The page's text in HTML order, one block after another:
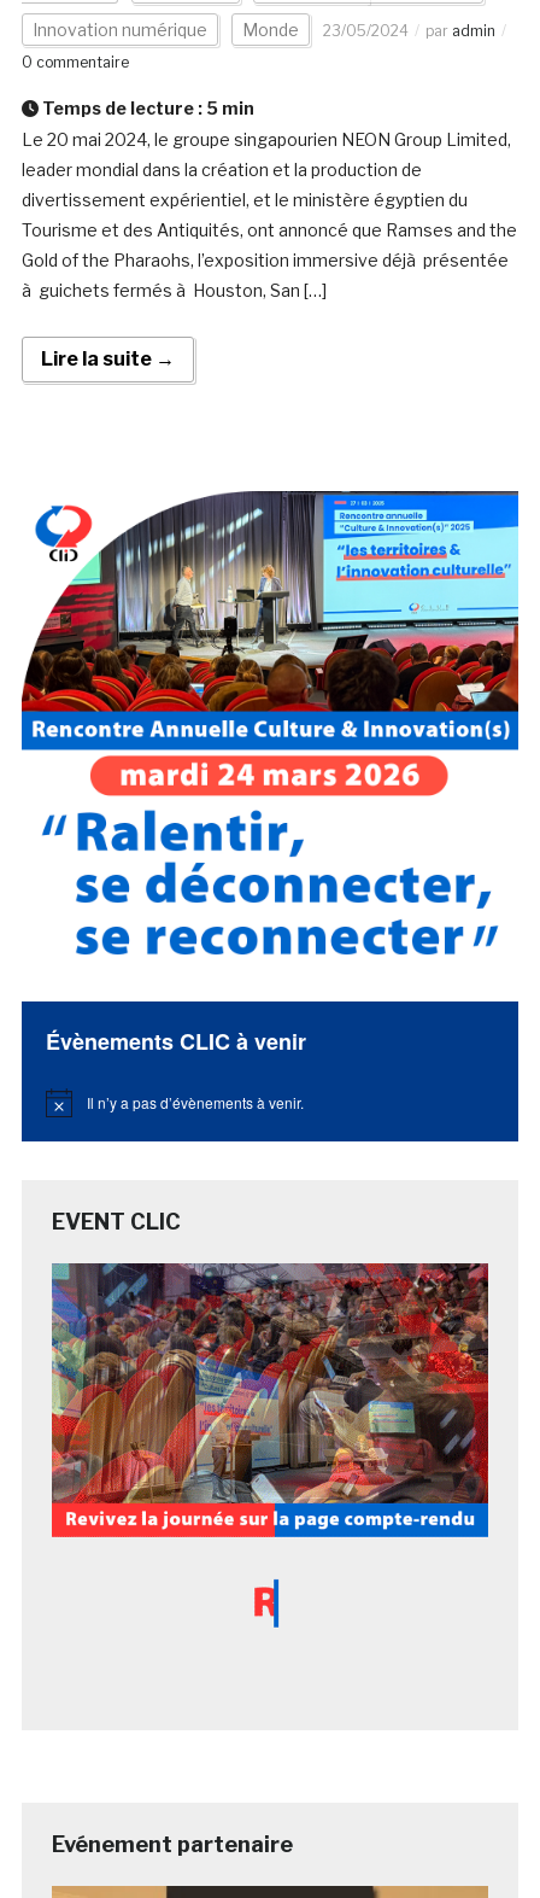
Innovation numérique Monde 23/05/2024 par admin
0 commentaire
Temps de lecture : 5 min
Le 20 mai 2024, le groupe singapourien NEON Group Limited,
leader mondial dans la création et la production de
divertissement expérientiel, et le ministère égyptien du
Tourisme et des Antiquités, ont annoncé que Ramses and the
Gold of the Pharaohs, l’exposition immersive déjà présentée
à guichets fermés à Houston, San […]
Lire la suite →
Évènements CLIC à venir
Notice Il n’y a pas d’évènements à venir.
EVENT CLIC
Evénement partenaire